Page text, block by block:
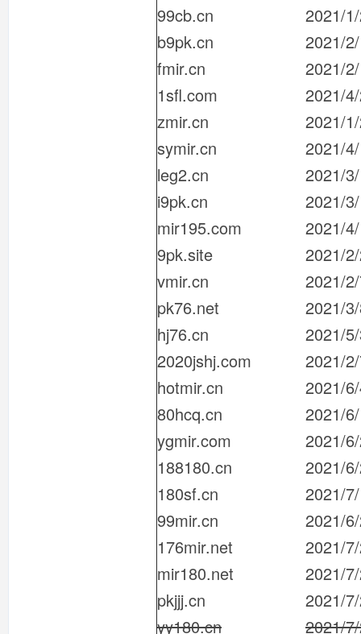
99cb.cn
2021/
b9pk.cn
2021/
fmir.cn
2021/
1sfl.com
2021/
zmir.cn
2021/
symir.cn
2021/
leg2.cn
2021/
i9pk.cn
2021/
mir195.com
2021/
9pk.site
2021/
vmir.cn
2021/
pk76.net
2021/
hj76.cn
2021/
2020jshj.com
2021/
hotmir.cn
2021/
80hcq.cn
2021/
ygmir.com
2021/
188180.cn
2021/
180sf.cn
2021/
99mir.cn
2021/
176mir.net
2021/
mir180.net
2021/
pkjjj.cn
2021/
yy180.cn
2021/